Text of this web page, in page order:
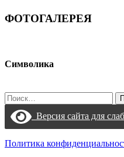
ФОТОГАЛЕРЕЯ
Символика
Найти:
Версия сайта для
Политика